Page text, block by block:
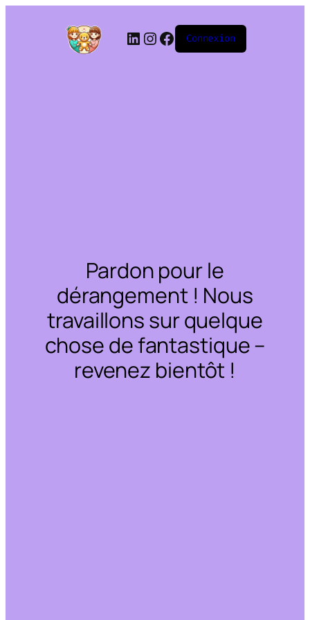
Connexion
Pardon pour le
dérangement ! Nous
travaillons sur quelque
chose de fantastique –
revenez bientôt !